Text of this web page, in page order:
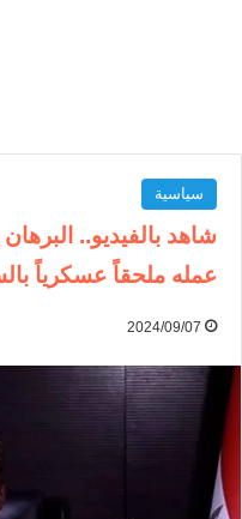
سياسية
شاهد بالفيديو..
عمله ملحقاً عسكرياً
2024/09/07